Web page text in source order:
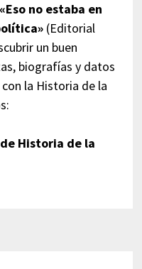
«Eso no estaba en
(Editorial
un buen
biografías y datos
la Historia de la
Historia de la